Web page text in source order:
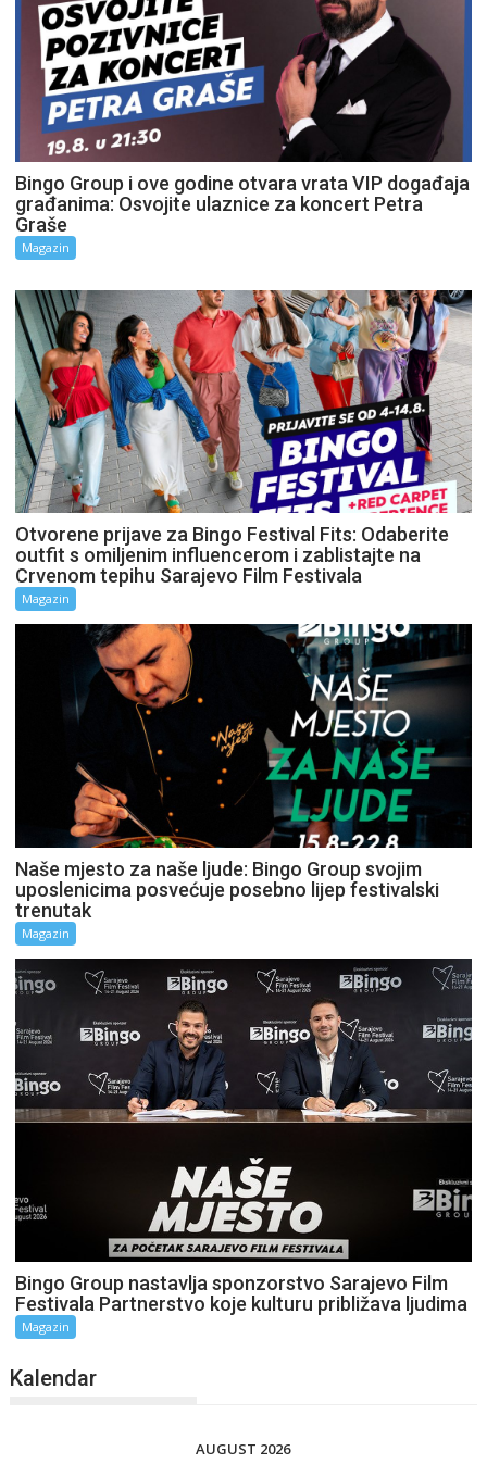
Bingo Group i ove godine otvara vrata VIP događaja
građanima: Osvojite ulaznice za koncert Petra
Graše
Magazin
Otvorene prijave za Bingo Festival Fits: Odaberite
outfit s omiljenim influencerom i zablistajte na
Crvenom tepihu Sarajevo Film Festivala
Magazin
Naše mjesto za naše ljude: Bingo Group svojim
uposlenicima posvećuje posebno lijep festivalski
trenutak
Magazin
Bingo Group nastavlja sponzorstvo Sarajevo Film
Festivala Partnerstvo koje kulturu približava ljudima
Magazin
Kalendar
AUGUST 2026